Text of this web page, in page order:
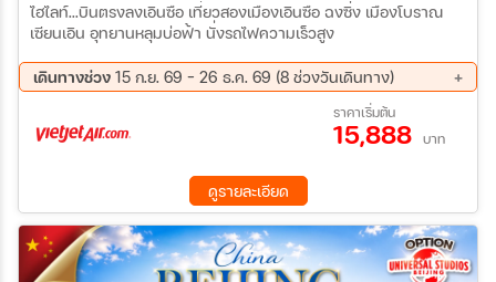
ไฮไลท์...บินตรงลงเอินซือ เที่ยวสองเมืองเอินซือ ฉงซิ่ง เมืองโบราณ
เซียนเอิน อุทยานหลุมบ่อฟ้า นั่งรถไฟความเร็วสูง
เดินทางช่วง 15 ก.ย. 69 - 26 ธ.ค. 69 (8 ช่วงวันเดินทาง)
29 ก.ย. 69 - 03 ต.ค. 69
13 ต.ค. 69 - 17 ต.ค. 69
27 ต.ค. 69 - 31 ต.ค. 69
24 พ.ย. 69 - 28 พ.ย. 69
22 ธ.ค. 69 - 26 ธ.ค. 69
ราคาเริ่มต้น
15,888 บาท
ดูรายละเอียด